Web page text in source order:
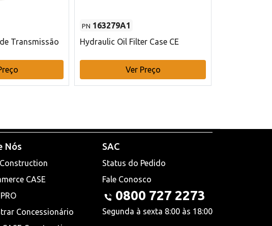
Transmissão
PN 163279A1
Hydraulic Oil Filter Case CE
Ver Preço
Nós
Construction
CASE
Concessionário
SAC
Status do Pedido
Fale Conosco
0800 727 2273
Segunda à sexta 8:00 às 18:00